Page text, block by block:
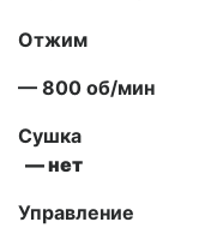
Отжим
— 800 об/мин
Сушка
— нет
Управление